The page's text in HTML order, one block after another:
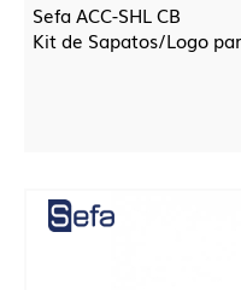
Sefa ACC-SHL CB
Kit de Sapatos/Logo